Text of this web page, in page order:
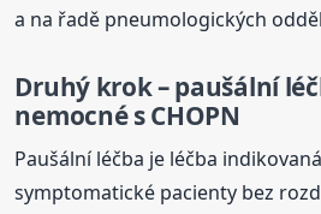
a na řadě pneumologických
Druhý krok – paušální
nemocné s CHOPN
Paušální léčba je léčba
symptomatické pacienty bez